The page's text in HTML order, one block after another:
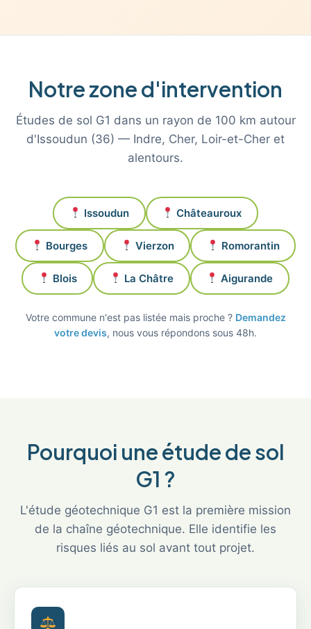
Notre zone d'intervention
Études de sol G1 dans un rayon de 100 km autour
d'Issoudun (36) — Indre, Cher, Loir-et-Cher et
alentours.
Issoudun Châteauroux
Bourges Vierzon Romorantin
Blois La Châtre Aigurande
Votre commune n'est pas listée mais proche ? Demandez
votre devis, nous vous répondons sous 48h.
Pourquoi une étude de sol
G1 ?
L'étude géotechnique G1 est la première mission
de la chaîne géotechnique. Elle identifie les
risques liés au sol avant tout projet.